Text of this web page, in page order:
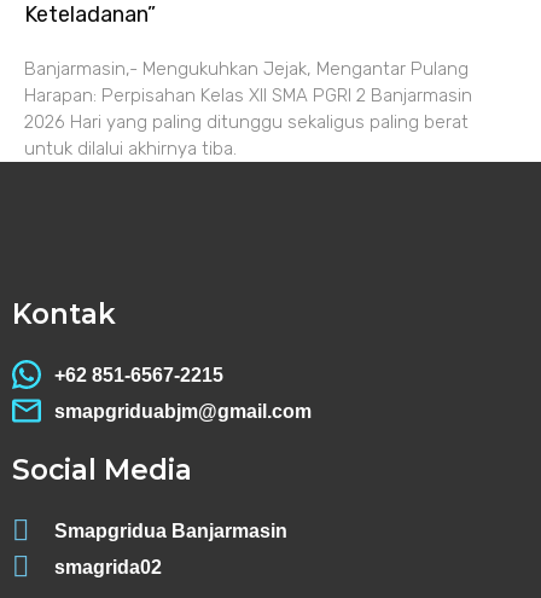
Keteladanan”
Banjarmasin,- Mengukuhkan Jejak, Mengantar Pulang
Harapan: Perpisahan Kelas XII SMA PGRI 2 Banjarmasin
2026 Hari yang paling ditunggu sekaligus paling berat
untuk dilalui akhirnya tiba.
Kontak
+62 851-6567-2215
smapgriduabjm@gmail.com
Social Media
Smapgridua Banjarmasin
smagrida02